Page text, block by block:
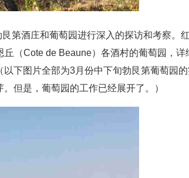
第酒庄和葡萄园进行深入的探访和考察。
（Cote de Beaune）各酒村的葡萄园，
图片全部为3月份中下旬勃艮第葡萄园的
但是，葡萄园的工作已经展开了。）